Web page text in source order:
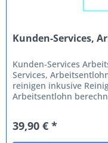
Kunden-Services,
Kunden-Services
Services,
reinigen inkusive
Arbeitsentlohn
39,90 € *